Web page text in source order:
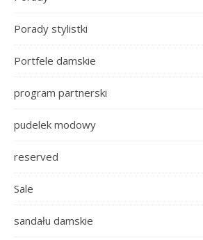
Porady stylistki
Portfele damskie
program partnerski
pudelek modowy
reserved
Sale
sandału damskie